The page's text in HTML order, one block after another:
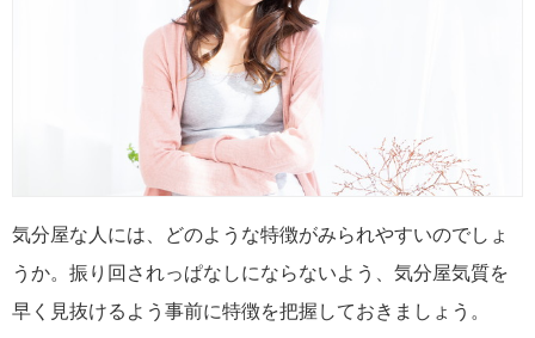
気分屋な人には、どのような特徴がみられやすいのでしょ
うか。振り回されっぱなしにならないよう、気分屋気質を
早く見抜けるよう事前に特徴を把握しておきましょう。